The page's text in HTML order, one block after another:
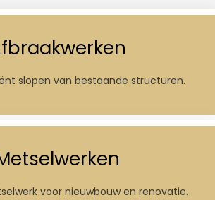
slopen van bestaande structuren.
voor nieuwbouw en renovatie.